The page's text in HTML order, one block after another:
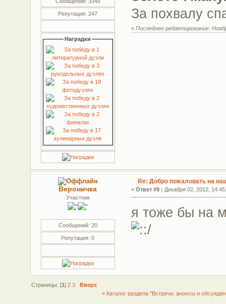
Сообщений: 3345
Репутация: 247
Наградки
За похвалу
«Последнее редактирование:
Вероничка
Участник
Сообщений: 20
Репутация: 0
Re: Добро пожаловать на
«Ответ #9 : Декабря 02, 2012,
я тоже бы на
Страницы: [1] 2 3
Вверх
« Каталог раздела "Встречи: анонсы и